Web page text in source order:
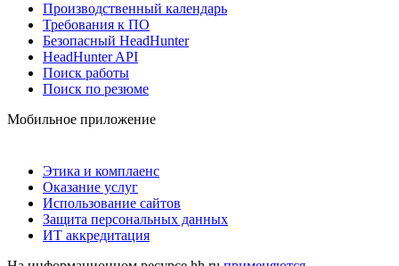
Производственный календарь
Требования к ПО
Безопасный HeadHunter
HeadHunter API
Поиск работы
Поиск по резюме
Мобильное приложение
Этика и комплаенс
Оказание услуг
Использование сайтов
Защита персональных данных
ИТ аккредитация